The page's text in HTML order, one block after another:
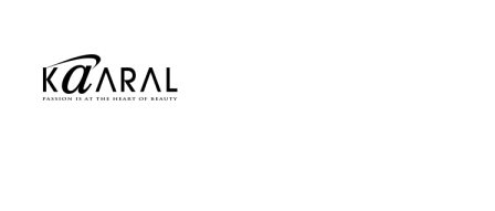
250